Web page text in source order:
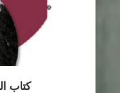
كتاب